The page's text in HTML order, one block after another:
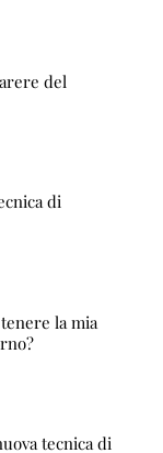
del
di
la mia
tecnica di